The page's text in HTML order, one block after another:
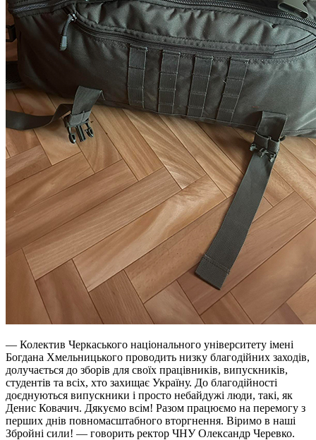
— Колектив Черкаського національного університету імені
Богдана Хмельницького проводить низку благодійних заходів,
долучається до зборів для своїх працівників, випускників,
студентів та всіх, хто захищає Україну. До благодійності
доєднуються випускники і просто небайдужі люди, такі, як
Денис Ковачич. Дякуємо всім! Разом працюємо на перемогу з
перших днів повномасштабного вторгнення. Віримо в наші
Збройні сили! — говорить ректор ЧНУ Олександр Черевко.